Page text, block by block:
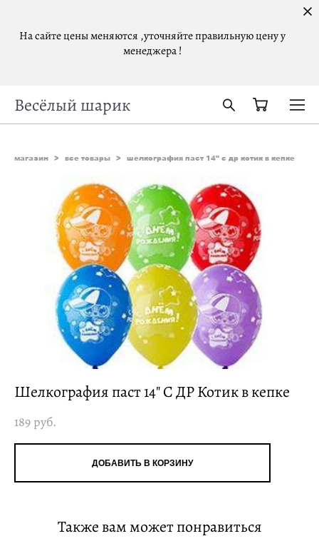
На сайте цены меняются ,уточняйте правильную цену у
менеджера !
Весёлый шарик
магазин > все товары > шелкография паст 14" с др котик в кепке
Шелкография паст 14" С ДР Котик в кепке
189 pуб.
ДОБАВИТЬ В КОРЗИНУ
Также вам может понравиться